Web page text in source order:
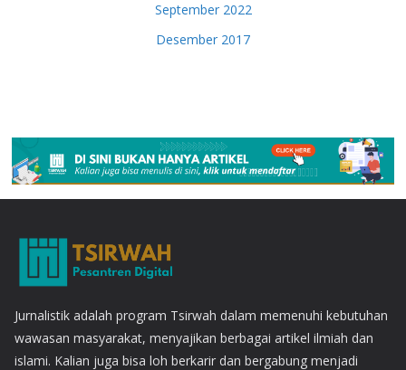
September 2022
Desember 2017
Jurnalistik adalah program Tsirwah dalam memenuhi kebutuhan
wawasan masyarakat, menyajikan berbagai artikel ilmiah dan
islami. Kalian juga bisa loh berkarir dan bergabung menjadi